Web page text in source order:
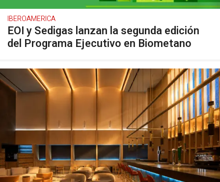
IBEROAMERICA
EOI y Sedigas lanzan la segunda edición
del Programa Ejecutivo en Biometano